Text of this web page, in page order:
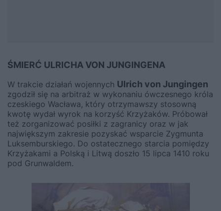
ŚMIERĆ ULRICHA VON JUNGINGENA
W trakcie działań wojennych Ulrich von Jungingen
zgodził się na arbitraż w wykonaniu ówczesnego króla
czeskiego Wacława, który otrzymawszy stosowną
kwotę wydał wyrok na korzyść Krzyżaków. Próbował
też zorganizować posiłki z zagranicy oraz w jak
największym zakresie pozyskać wsparcie Zygmunta
Luksemburskiego. Do ostatecznego starcia pomiędzy
Krzyżakami a Polską i Litwą doszło 15 lipca 1410 roku
pod Grunwaldem.